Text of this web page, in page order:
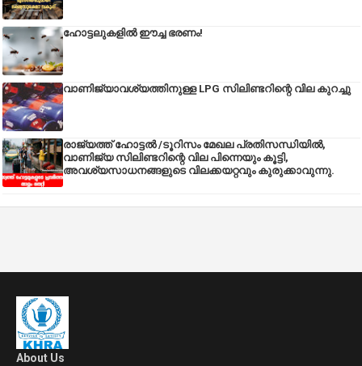
ഹോട്ടലുകളിൽ ഈച്ച ഭരണം!
വാണിജ്യാവശ്യത്തിനുള്ള LPG സിലിണ്ടറിന്റെ വില കുറച്ചു
രാജ്യത്ത് ഹോട്ടൽ /ടൂറിസം മേഖല പ്രതിസന്ധിയിൽ,
വാണിജ്യ സിലിണ്ടറിന്റെ വില പിന്നെയും കൂട്ടി,
അവശ്യസാധനങ്ങളുടെ വിലക്കയറ്റവും കുരുക്കാവുന്നു.
About Us